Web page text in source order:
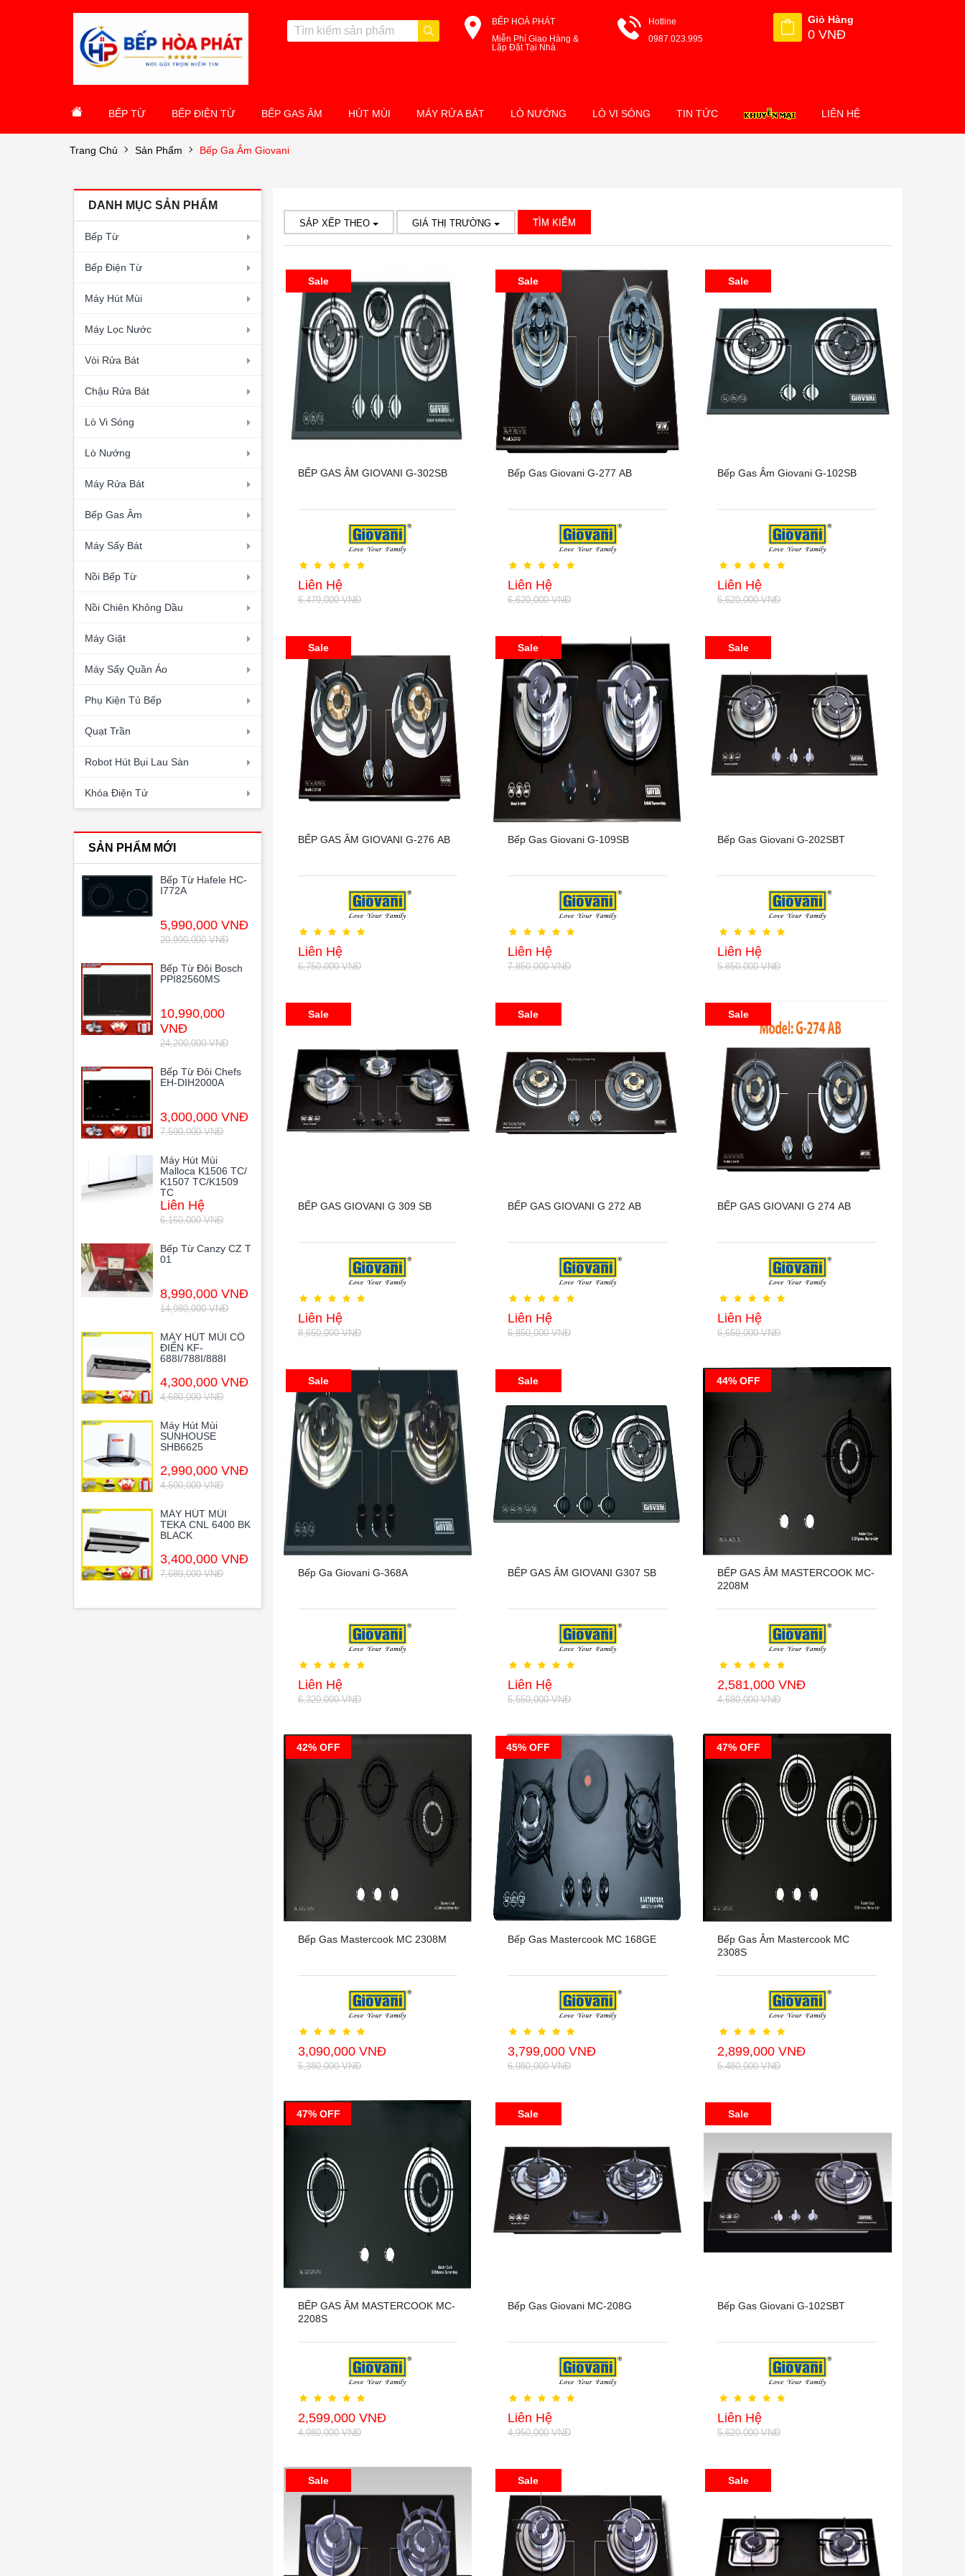
BẾP HOÀ PHÁT
Miễn Phí Giao Hàng &
Lặp Đặt Tại Nhà
Hotline
0987.023.995
Giỏ Hàng
0 VNĐ
BẾP TỪ BẾP ĐIỆN TỪ BẾP GAS ÂM HÚT MÙI MÁY RỬA BÁT LÒ NƯỚNG LÒ VI SÓNG TIN TỨC LIÊN HỆ
Trang Chủ Sản Phẩm Bếp Ga Âm Giovani
DANH MỤC SẢN PHẨM
Bếp Từ
Bếp Điện Từ
Máy Hút Mùi
Máy Lọc Nước
Vòi Rửa Bát
Chậu Rửa Bát
Lò Vi Sóng
Lò Nướng
Máy Rửa Bát
Bếp Gas Âm
Máy Sấy Bát
Nồi Bếp Từ
Nồi Chiên Không Dầu
Máy Giặt
Máy Sấy Quần Áo
Phụ Kiện Tủ Bếp
Quạt Trần
Robot Hút Bụi Lau Sàn
Khóa Điện Tử
SẢN PHẨM MỚI
Bếp Từ Hafele HC-
I772A
5,990,000 VNĐ
20,990,000 VNĐ
Bếp Từ Đôi Bosch
PPI82560MS
10,990,000
VNĐ
24,200,000 VNĐ
Bếp Từ Đôi Chefs
EH-DIH2000A
3,000,000 VNĐ
7,590,000 VNĐ
Máy Hút Mùi
Malloca K1506 TC/
K1507 TC/K1509
TC
Liên Hệ
6,160,000 VNĐ
Bếp Từ Canzy CZ T
01
8,990,000 VNĐ
14,980,000 VNĐ
MÁY HÚT MÙI CỔ
ĐIỂN KF-
688I/788I/888I
4,300,000 VNĐ
4,680,000 VNĐ
Máy Hút Mùi
SUNHOUSE
SHB6625
2,990,000 VNĐ
4,500,009 VNĐ
MÁY HÚT MÙI
TEKA CNL 6400 BK
BLACK
3,400,000 VNĐ
7,689,000 VNĐ
SẮP XẾP THEO GIÁ THỊ TRƯỜNG TÌM KIẾM
Sale
BẾP GAS ÂM GIOVANI G-302SB
Liên Hệ
6,479,000 VNĐ
Sale
Bếp Gas Giovani G-277 AB
Liên Hệ
6,620,000 VNĐ
Sale
Bếp Gas Âm Giovani G-102SB
Liên Hệ
5,620,000 VNĐ
Sale
BẾP GAS ÂM GIOVANI G-276 AB
Liên Hệ
6,750,000 VNĐ
Sale
Bếp Gas Giovani G-109SB
Liên Hệ
7,850,000 VNĐ
Sale
Bếp Gas Giovani G-202SBT
Liên Hệ
5,850,000 VNĐ
Sale
BẾP GAS GIOVANI G 309 SB
Liên Hệ
8,650,000 VNĐ
Sale
BẾP GAS GIOVANI G 272 AB
Liên Hệ
6,850,000 VNĐ
Sale
BẾP GAS GIOVANI G 274 AB
Liên Hệ
6,650,000 VNĐ
Sale
Bếp Ga Giovani G-368A
Liên Hệ
6,320,000 VNĐ
Sale
BẾP GAS ÂM GIOVANI G307 SB
Liên Hệ
5,550,000 VNĐ
44% OFF
BẾP GAS ÂM MASTERCOOK MC-
2208M
2,581,000 VNĐ
4,680,000 VNĐ
42% OFF
Bếp Gas Mastercook MC 2308M
3,090,000 VNĐ
5,380,000 VNĐ
45% OFF
Bếp Gas Mastercook MC 168GE
3,799,000 VNĐ
6,980,000 VNĐ
47% OFF
Bếp Gas Âm Mastercook MC
2308S
2,899,000 VNĐ
5,480,000 VNĐ
47% OFF
BẾP GAS ÂM MASTERCOOK MC-
2208S
2,599,000 VNĐ
4,980,000 VNĐ
Sale
Bếp Gas Giovani MC-208G
Liên Hệ
4,950,000 VNĐ
Sale
Bếp Gas Giovani G-102SBT
Liên Hệ
5,620,000 VNĐ
Sale Sale Sale